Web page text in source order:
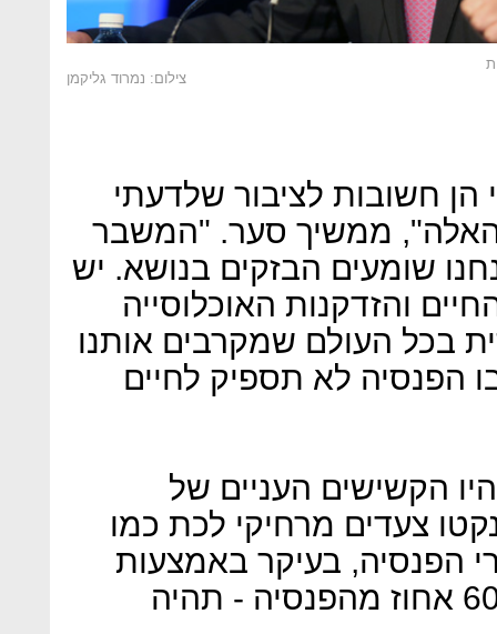
צילום: נמרוד גליקמן
הן חשובות לציבור שלדעתי
ממשיך סער. "המשבר
שומעים הבזקים בנושא. יש
והזדקנות האוכלוסייה
בכל העולם שמקרבים אותנו
הפנסיה לא תספיק לחיים
הקשישים העניים של
צעדים מרחיקי לכת כמו
הפנסיה, בעיקר באמצעות
אג"ח מיועדות בהיקף של 60-50 אחוז מהפנסיה - תהיה